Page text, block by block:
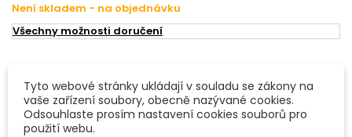
Není skladem - na objednávku
Všechny možnosti doručení
DETAILY PRODUKTU
Antari Z-50 Wireless controller
Tyto webové stránky ukládají v souladu se zákony na
vaše zařízení soubory, obecně nazývané cookies.
Odsouhlaste prosím nastavení cookies souborů pro
použití webu.